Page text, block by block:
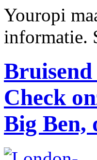
Youropi
informatie.
Check
Big Ben,